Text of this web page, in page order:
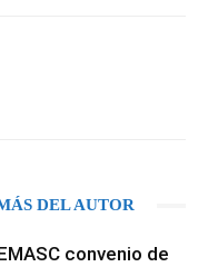
DEL AUTOR
convenio de